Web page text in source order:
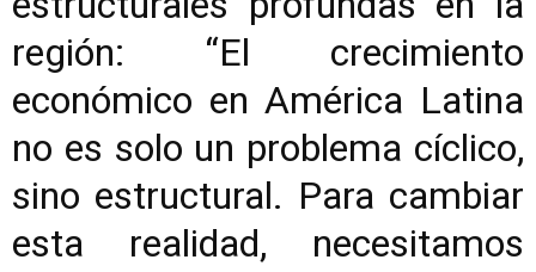
región: “El crecimiento
económico en América Latina
no es solo un problema cíclico,
sino estructural. Para cambiar
esta realidad, necesitamos